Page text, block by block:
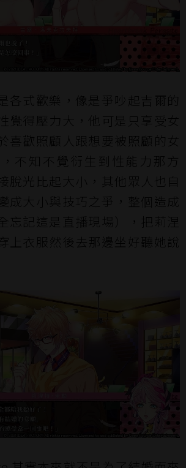
各式歡樂，像是爭吵起吉爾的
覺得壓力大，他可是只享受女
喜歡照顧人跟想要被照顧的女
不知不覺衍生到性能力那方
脫光比起大小，其他眾人也自
成大小與技巧之爭，整個造成
忘記這是直播現場），把莉涅
上衣服然後去那邊坐好聽她說